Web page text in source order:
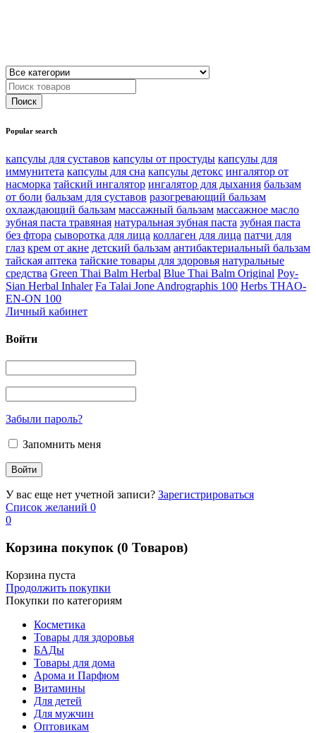
Popular search
капсулы для суставов капсулы от простуды капсулы для
иммунитета капсулы для сна капсулы детокс ингалятор от
насморка тайский ингалятор ингалятор для дыхания бальзам
от боли бальзам для суставов разогревающий бальзам
охлаждающий бальзам массажный бальзам массажное масло
зубная паста травяная натуральная зубная паста зубная паста
без фтора сыворотка для лица коллаген для лица патчи для
глаз крем от акне детский бальзам антибактериальный бальзам
тайская аптека тайские товары для здоровья натуральные
средства Green Thai Balm Herbal Blue Thai Balm Original Poy-
Sian Herbal Inhaler Fa Talai Jone Andrographis 100 Herbs THAO-
EN-ON 100
Личный кабинет
Войти
Забыли пароль?
Запомнить меня
У вас еще нет учетной записи? Зарегистрироваться
Список желаний 0
0
Корзина покупок (0 Товаров)
Корзина пуста
Продолжить покупки
Покупки по категориям
Косметика
Товары для здоровья
БАДы
Товары для дома
Арома и Парфюм
Витамины
Для детей
Для мужчин
Оптовикам